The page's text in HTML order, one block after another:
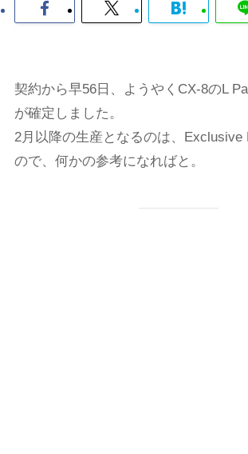
契約から早56日、ようやくCX-8のL
が確定しました。
2月以降の生産となるのは、Exclusive
ので、何かの参考になればと。